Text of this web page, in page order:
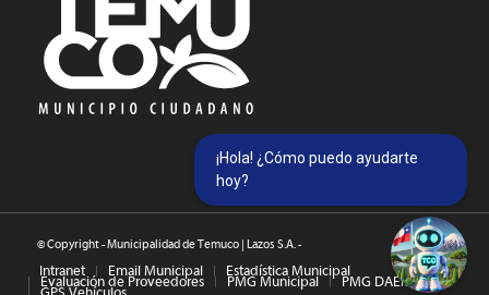
© Copyright - Municipalidad de Temuco | Lazos S.A. -
Intranet Email Municipal Estadística Municipal
Evaluación de Proveedores PMG Municipal PMG DAEM
¡Hola! ¿Cómo puedo ayudarte
hoy?